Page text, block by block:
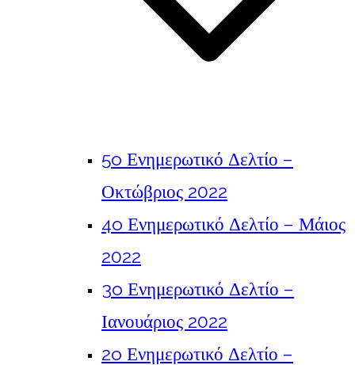
5o Ενημερωτικό Δελτίο –
Οκτώβριος 2022
4o Ενημερωτικό Δελτίο – Μάιος
2022
3o Ενημερωτικό Δελτίο –
Ιανουάριος 2022
2o Ενημερωτικό Δελτίο –